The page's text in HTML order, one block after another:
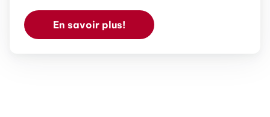
En savoir plus!